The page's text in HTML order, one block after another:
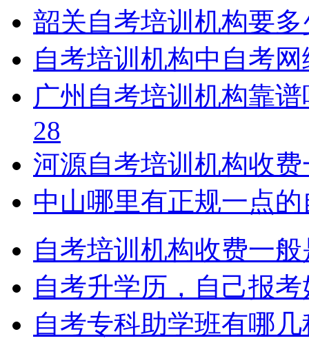
韶关自考培训机构要
自考培训机构中自考
广州自考培训机构靠
28
河源自考培训机构收
中山哪里有正规一点
自考培训机构收费一
自考升学历，自己报
自考专科助学班有哪